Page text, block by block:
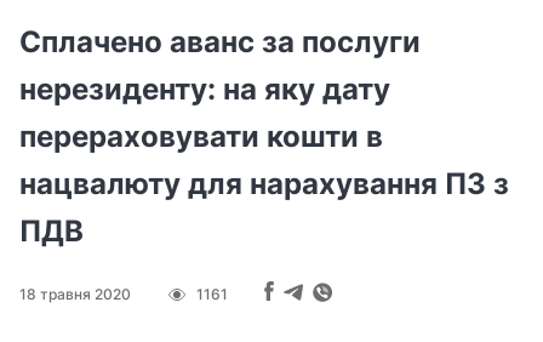
Сплачено аванс за послуги
нерезиденту: на яку дату
перераховувати кошти в
нацвалюту для нарахування ПЗ з
ПДВ
18 травня 2020 1161